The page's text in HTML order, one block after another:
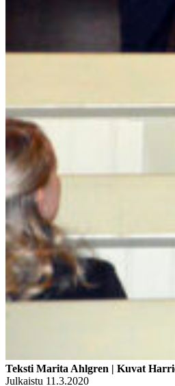
Teksti Marita Ahlgren | Kuvat
Julkaistu 11.3.2020